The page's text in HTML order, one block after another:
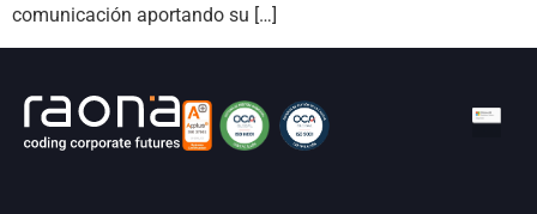
comunicación aportando su […]